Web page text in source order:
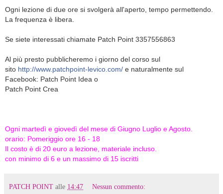
Ogni lezione di due ore si svolgerà all'aperto, tempo permettendo.
La frequenza è libera.
Se siete interessati chiamate Patch Point 3357556863
Al più presto pubblicheremo i giorno del corso sul
sito http://www.patchpoint-levico.com/ e naturalmente sul
Facebook: Patch Point Idea o
Patch Point Crea
Ogni martedì e giovedì del mese di Giugno Luglio e Agosto.
orario: Pomeriggio ore 16 - 18
Il costo è di 20 euro a lezione, materiale incluso.
con minimo di 6 e un massimo di 15 iscritti
PATCH POINT alle 14:47 Nessun commento: